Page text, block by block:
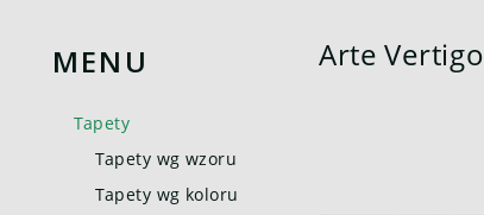
MENU
Tapety
Tapety wg wzoru
Tapety wg koloru
Arte Vertigo